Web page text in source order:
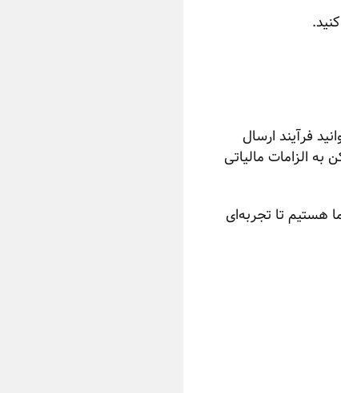
فرآیند ارسال
الزامات مالیاتی
هستیم تا تجربه‌ای